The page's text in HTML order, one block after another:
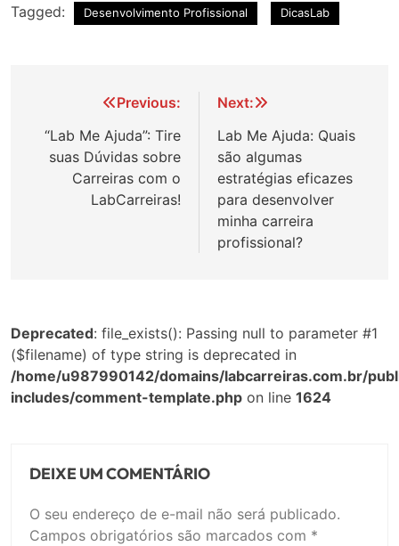
Tagged: Desenvolvimento Profissional DicasLab
Navegação
de
Post
Previous:
“Lab Me Ajuda”: Tire
suas Dúvidas sobre
Carreiras com o
LabCarreiras!
Next:
Lab Me Ajuda: Quais
são algumas
estratégias eficazes
para desenvolver
minha carreira
profissional?
Deprecated: file_exists(): Passing null to parameter #1
($filename) of type string is deprecated in
/home/u987990142/domains/labcarreiras.com.br/
includes/comment-template.php on line 1624
DEIXE UM COMENTÁRIO
O seu endereço de e-mail não será publicado.
Campos obrigatórios são marcados com *